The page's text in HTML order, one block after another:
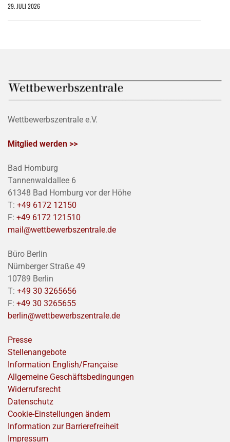
29. JULI 2026
Wettbewerbszentrale e.V.
Mitglied werden >>
Bad Homburg
Tannenwaldallee 6
61348 Bad Homburg vor der Höhe
T: +49 6172 12150
F: +49 6172 121510
mail@wettbewerbszentrale.de
Büro Berlin
Nürnberger Straße 49
10789 Berlin
T: +49 30 3265656
F: +49 30 3265655
berlin@wettbewerbszentrale.de
Presse
Stellenangebote
Information English/Franҫaise
Allgemeine Geschäftsbedingungen
Widerrufsrecht
Datenschutz
Cookie-Einstellungen ändern
Information zur Barrierefreiheit
Impressum